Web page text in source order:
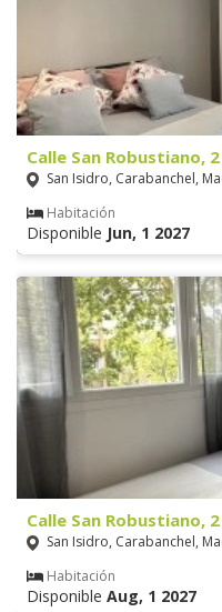
Calle San Robustiano,
San Isidro, Carabanchel,
Habitación
Disponible Jun, 1 2027
Calle San Robustiano,
San Isidro, Carabanchel,
Habitación
Disponible Aug, 1 2027